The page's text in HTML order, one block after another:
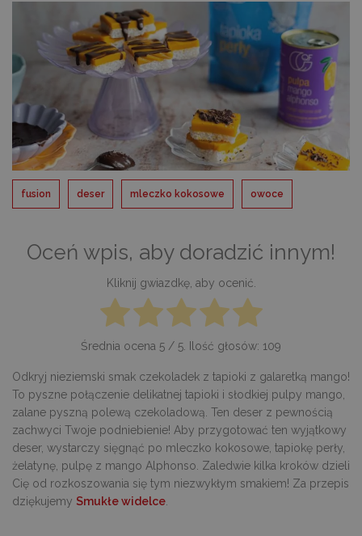
fusion deser mleczko kokosowe owoce
Oceń wpis, aby doradzić innym!
Kliknij gwiazdkę, aby ocenić.
Średnia ocena 5 / 5. Ilość głosów: 109
Odkryj nieziemski smak czekoladek z tapioki z galaretką mango!
To pyszne połączenie delikatnej tapioki i słodkiej pulpy mango,
zalane pyszną polewą czekoladową. Ten deser z pewnością
zachwyci Twoje podniebienie! Aby przygotować ten wyjątkowy
deser, wystarczy sięgnąć po mleczko kokosowe, tapiokę perły,
żelatynę, pulpę z mango Alphonso. Zaledwie kilka kroków dzieli
Cię od rozkoszowania się tym niezwykłym smakiem! Za przepis
dziękujemy Smukłe widelce